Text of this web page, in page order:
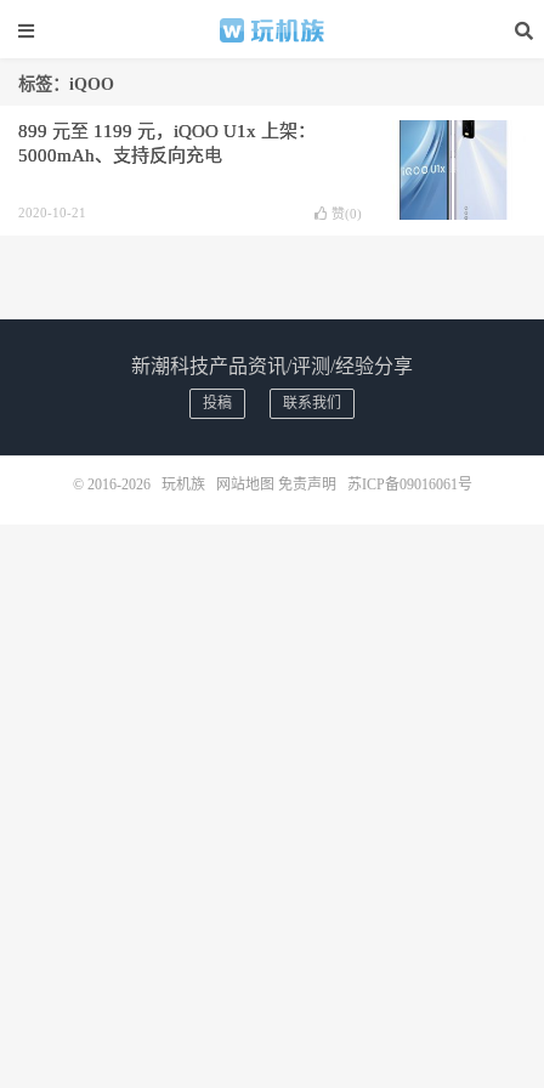
标签：iQOO
899 元至 1199 元，iQOO U1x 上架：
5000mAh、支持反向充电
2020-10-21 赞(0)
新潮科技产品资讯/评测/经验分享
投稿 联系我们
© 2016-2026 玩机族 网站地图 免责声明 苏ICP备09016061号